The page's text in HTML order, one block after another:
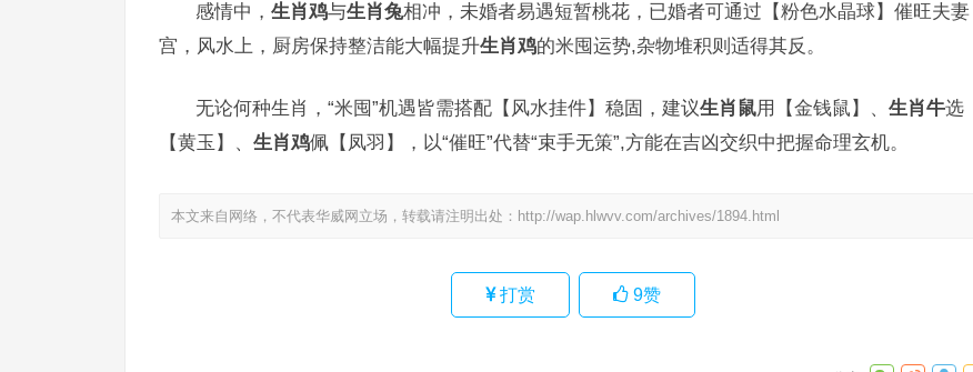
感情中， 生肖鸡与生肖兔相冲，未婚者易遇短暂桃花，已婚者可通过【粉色水晶球】催旺夫妻
宫，风水上，厨房保持整洁能大幅提升生肖鸡的米囤运势,杂物堆积则适得其反。
无论何种生肖，“米囤”机遇皆需搭配【风水挂件】稳固，建议生肖鼠用【金钱鼠】、 生肖牛选
【黄玉】、 生肖鸡佩【凤羽】，以“催旺”代替“束手无策”,方能在吉凶交织中把握命理玄机。
本文来自网络，不代表华威网立场，转载请注明出处： http://wap.hlwvv.com/archives/1894.html
打赏 9赞